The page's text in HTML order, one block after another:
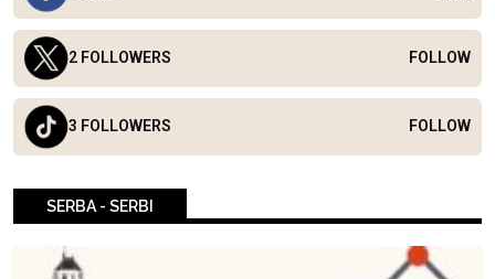
2 FOLLOWERS FOLLOW
3 FOLLOWERS FOLLOW
SERBA - SERBI